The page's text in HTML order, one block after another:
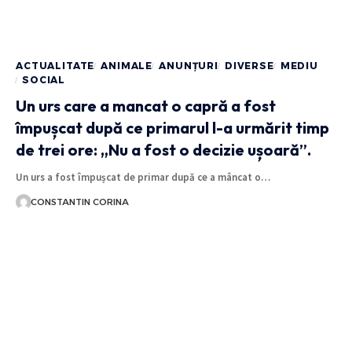
ACTUALITATE ANIMALE ANUNȚURI DIVERSE
MEDIU
SOCIAL
Un urs care a mancat o capră a fost
împușcat după ce primarul l-a urmărit timp
de trei ore: „Nu a fost o decizie ușoară”.
Un urs a fost împușcat de primar după ce a mâncat o…
CONSTANTIN CORINA